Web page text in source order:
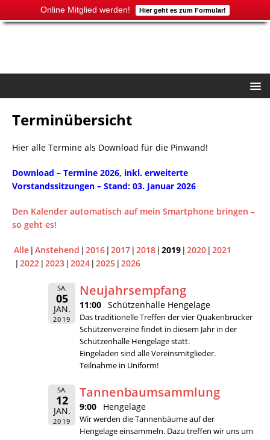
Online Mitglied werden! Hier geht es zum Formular!
Terminübersicht
Hier alle Termine als Download für die Pinwand!
Download – Termine 2026, inkl. erweiterte
Vorstandssitzungen – Stand: 03. Januar 2026
Den Kalender automatisch auf mein Smartphone bringen –
so geht es!
Alle Anstehend 2016 2017 2018 2019 2020 2021
2022 2023 2024 2025 2026
SA.
05
JAN.
2019
Neujahrsempfang
11:00 Schützenhalle Hengelage
Das traditionelle Treffen der vier Quakenbrücker
Schützenvereine findet in diesem Jahr in der
Schützenhalle Hengelage statt.
Eingeladen sind alle Vereinsmitglieder.
Teilnahme in Uniform!
SA.
12
JAN.
2019
Tannenbaumsammlung
9:00 Hengelage
Wir werden die Tannenbäume auf der
Hengelage einsammeln. Dazu treffen wir uns um